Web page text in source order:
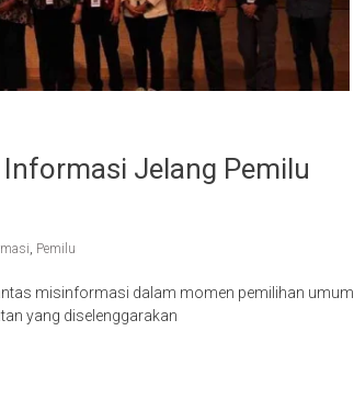
Informasi Jelang Pemilu
, Pemilu
misinformasi dalam momen pemilihan umum
yang diselenggarakan